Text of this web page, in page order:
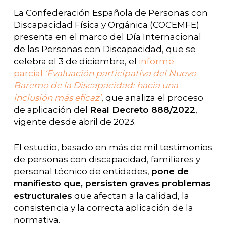
La Confederación Española de Personas con
Discapacidad Física y Orgánica (COCEMFE)
presenta en el marco del Día Internacional
de las Personas con Discapacidad, que se
celebra el 3 de diciembre, el informe
parcial
‘Evaluación participativa del Nuevo
Baremo de la Discapacidad: hacia una
inclusión más eficaz’, que analiza el proceso
de aplicación del Real Decreto 888/2022,
vigente desde abril de 2023.
El estudio, basado en más de mil testimonios
de personas con discapacidad, familiares y
personal técnico de entidades, pone de
manifiesto que, persisten graves problemas
estructurales que afectan a la calidad, la
consistencia y la correcta aplicación de la
normativa.